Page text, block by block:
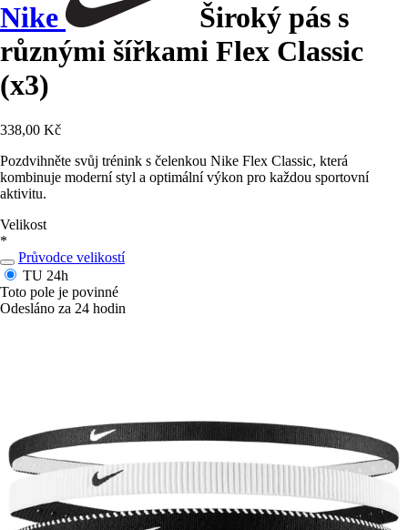
Nike
Široký pás s
různými šířkami Flex Classic
(x3)
338,00 Kč
Pozdvihněte svůj trénink s čelenkou Nike Flex Classic, která
kombinuje moderní styl a optimální výkon pro každou sportovní
aktivitu.
Velikost
*
Průvodce velikostí
TU 24h
Toto pole je povinné
Odesláno za 24 hodin